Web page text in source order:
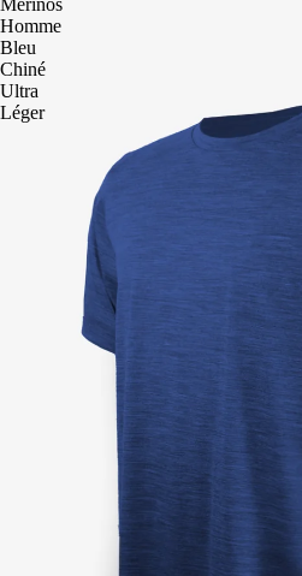
Homme
Bleu
Chiné
Ultra
Léger